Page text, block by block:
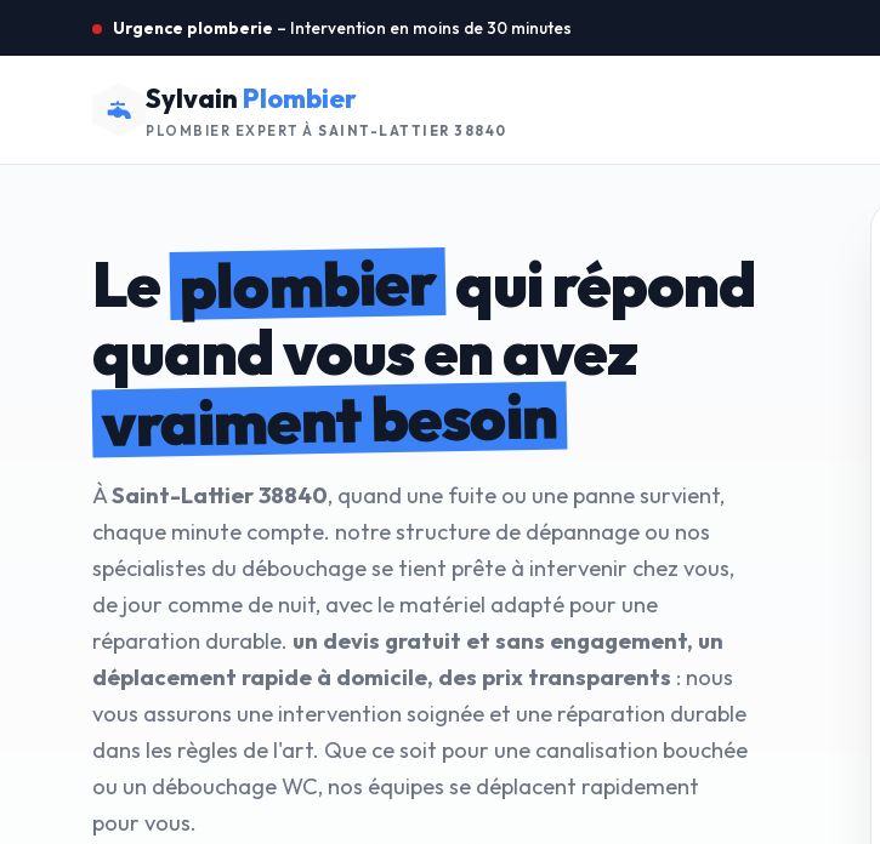
Urgence plomberie – Intervention en moins de 30 minutes
Sylvain Plombier
PLOMBIER EXPERT À SAINT-LATTIER 38840
Leplombierqui répond
quand vous en avez
vraiment besoin
ÀSaint-Lattier 38840, quand une fuite ou une panne survient,
chaque minute compte. notre structure de dépannage ou nos
spécialistes du débouchage se tient prête à intervenir chez vous,
de jour comme de nuit, avec le matériel adapté pour une
réparation durable. un devis gratuit et sans engagement, un
déplacement rapide à domicile, des prix transparents : nous
vous assurons une intervention soignée et une réparation durable
dans les règles de l'art. Que ce soit pour une canalisation bouchée
ou un débouchage WC, nos équipes se déplacent rapidement
pour vous.